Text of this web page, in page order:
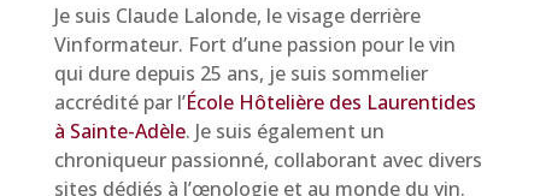
Je suis Claude Lalonde, le visage derrière
Vinformateur. Fort d’une passion pour le vin
qui dure depuis 25 ans, je suis sommelier
accrédité par l’École Hôtelière des Laurentides
à Sainte-Adèle. Je suis également un
chroniqueur passionné, collaborant avec divers
sites dédiés à l’œnologie et au monde du vin.